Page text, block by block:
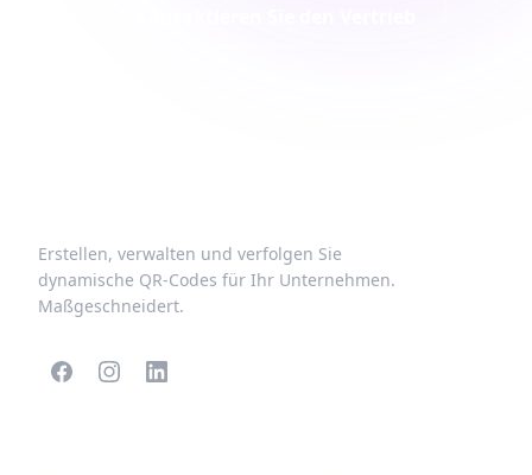
Erstellen, verwalten und verfolgen Sie
dynamische QR-Codes für Ihr Unternehmen.
Maßgeschneidert.